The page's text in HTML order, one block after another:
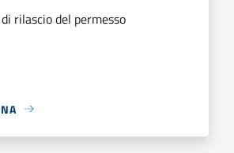
rilascio del permesso